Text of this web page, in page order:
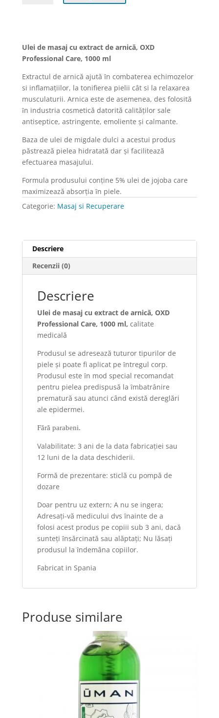
extract
de
OXD
Professional
Care,
1000
ml
Ulei de masaj cu extract de arnică, OXD
Professional Care, 1000 ml
Extractul de arnică ajută ȋn combaterea echimozelor
si inflamaţiilor, la tonifierea pielii cât si la relaxarea
musculaturii. Arnica este de asemenea, des folosită
ȋn industria cosmetică datorită calităţilor sale
antiseptice, astringente, emoliente şi calmante.
Baza de ulei de migdale dulci a acestui produs
păstrează pielea hidratată dar şi facilitează
efectuarea masajului.
Formula produsului conţine 5% ulei de jojoba care
maximizează absorţia ȋn piele.
Categorie: Masaj si Recuperare
Descriere
Recenzii (0)
Descriere
Ulei de masaj cu extract de arnică, OXD
Professional Care, 1000 ml, calitate
medicală
Produsul se adresează tuturor tipurilor de
piele şi poate fi aplicat pe ȋntregul corp.
Produsul este ȋn mod special recomandat
pentru pielea predispusă la ȋmbatrânire
prematură sau atunci când există dereglări
ale epidermei.
Fără parabeni.
Valabilitate: 3 ani de la data fabricaţiei sau
12 luni de la data deschiderii.
Formă de prezentare: sticlă cu pompă de
dozare
Doar pentru uz extern; A nu se ingera;
Adresaţi-vă medicului dvs ȋnainte de a
folosi acest produs pe copiii sub 3 ani, dacă
sunteţi ȋnsărcinată sau alăptaţi; Nu lăsaţi
produsul la ȋndemâna copiilor.
Fabricat in Spania
Produse similare